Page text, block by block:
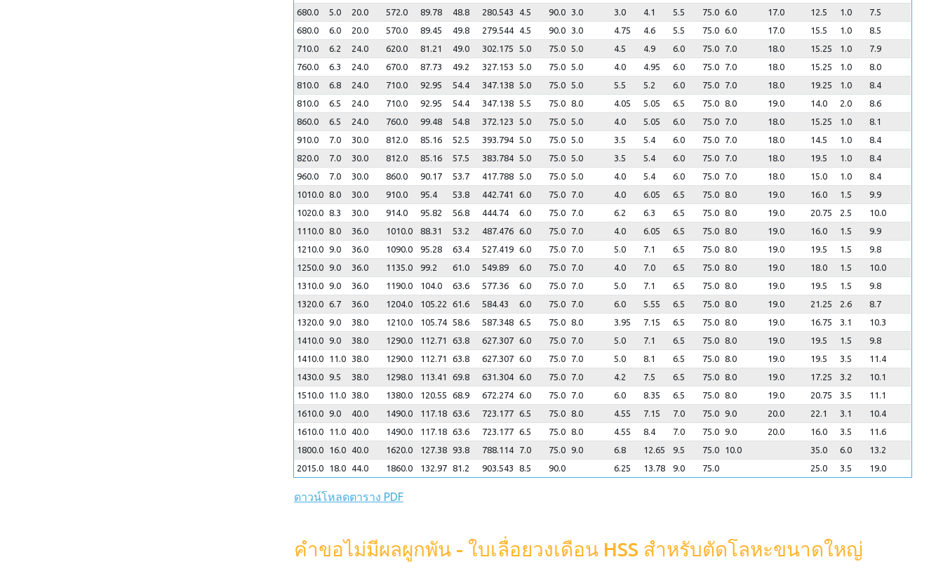
680.0
5.0 20.0 572.0 89.78 48.8 280.543 4.5 90.0 3.0 3.0 4.1 5.5 75.0 6.0 17.0 12.5 1.0
7.5
680.0
6.0 20.0 570.0 89.45 49.8 279.544 4.5 90.0 3.0 4.75 4.6 5.5 75.0 6.0 17.0 15.5 1.0
8.5
710.0
6.2 24.0 620.0 81.21 49.0 302.175 5.0 75.0 5.0 4.5 4.9 6.0 75.0 7.0 18.0 15.25 1.0
7.9
760.0
6.3 24.0 670.0 87.73 49.2 327.153 5.0 75.0 5.0 4.0 4.95 6.0 75.0 7.0 18.0 15.25 1.0
8.0
810.0
6.8 24.0 710.0 92.95 54.4 347.138 5.0 75.0 5.0 5.5 5.2 6.0 75.0 7.0 18.0 19.25 1.0
8.4
810.0
6.5 24.0 710.0 92.95 54.4 347.138 5.5 75.0 8.0 4.05 5.05 6.5 75.0 8.0 19.0 14.0 2.0
8.6
860.0
6.5 24.0 760.0 99.48 54.8 372.123 5.0 75.0 5.0 4.0 5.05 6.0 75.0 7.0 18.0 15.25 1.0
8.1
910.0
7.0 30.0 812.0 85.16 52.5 393.794 5.0 75.0 5.0 3.5 5.4 6.0 75.0 7.0 18.0 14.5 1.0
8.4
820.0
7.0 30.0 812.0 85.16 57.5 383.784 5.0 75.0 5.0 3.5 5.4 6.0 75.0 7.0 18.0 19.5 1.0
8.4
960.0
7.0 30.0 860.0 90.17 53.7 417.788 5.0 75.0 5.0 4.0 5.4 6.0 75.0 7.0 18.0 15.0 1.0
8.4
1010.0 8.0 30.0 910.0 95.4 53.8 442.741 6.0 75.0 7.0 4.0 6.05 6.5 75.0 8.0 19.0 16.0 1.5
9.9
1020.0 8.3 30.0 914.0 95.82 56.8 444.74 6.0 75.0 7.0 6.2 6.3 6.5 75.0 8.0 19.0 20.75 2.5
10.0
1110.0 8.0 36.0 1010.0 88.31 53.2 487.476 6.0 75.0 7.0 4.0 6.05 6.5 75.0 8.0 19.0 16.0 1.5
9.9
1210.0 9.0 36.0 1090.0 95.28 63.4 527.419 6.0 75.0 7.0 5.0 7.1 6.5 75.0 8.0 19.0 19.5 1.5
9.8
1250.0 9.0 36.0 1135.0 99.2 61.0 549.89 6.0 75.0 7.0 4.0 7.0 6.5 75.0 8.0 19.0 18.0 1.5
10.0
1310.0 9.0 36.0 1190.0 104.0 63.6 577.36 6.0 75.0 7.0 5.0 7.1 6.5 75.0 8.0 19.0 19.5 1.5
9.8
1320.0 6.7 36.0 1204.0 105.22 61.6 584.43 6.0 75.0 7.0 6.0 5.55 6.5 75.0 8.0 19.0 21.25 2.6
8.7
1320.0 9.0 38.0 1210.0 105.74 58.6 587.348 6.5 75.0 8.0 3.95 7.15 6.5 75.0 8.0 19.0 16.75 3.1
10.3
1410.0 9.0 38.0 1290.0 112.71 63.8 627.307 6.0 75.0 7.0 5.0 7.1 6.5 75.0 8.0 19.0 19.5 1.5
9.8
1410.0
11.0 38.0 1290.0 112.71 63.8 627.307 6.0 75.0 7.0 5.0 8.1 6.5 75.0 8.0 19.0 19.5 3.5
11.4
1430.0 9.5 38.0 1298.0 113.41 69.8 631.304 6.0 75.0 7.0 4.2 7.5 6.5 75.0 8.0 19.0 17.25 3.2
10.1
1510.0
11.0 38.0 1380.0 120.55 68.9 672.274 6.0 75.0 7.0 6.0 8.35 6.5 75.0 8.0 19.0 20.75 3.5
11.1
1610.0 9.0 40.0 1490.0 117.18 63.6 723.177 6.5 75.0 8.0 4.55 7.15 7.0 75.0 9.0 20.0 22.1 3.1
10.4
1610.0
11.0 40.0 1490.0 117.18 63.6 723.177 6.5 75.0 8.0 4.55 8.4 7.0 75.0 9.0 20.0 16.0 3.5
11.6
1800.0
16.0 40.0 1620.0 127.38 93.8 788.114 7.0 75.0 9.0 6.8 12.65 9.5 75.0 10.0 35.0 6.0
13.2
2015.0
18.0 44.0 1860.0 132.97 81.2 903.543 8.5 90.0 6.25 13.78 9.0 75.0 25.0 3.5 19.0
ดาวน์โหลดตาราง PDF
คำขอไม่มีผลผูกพัน - ใบเลื่อยวงเดือน HSS สำหรับตัดโลหะขนาดใหญ่